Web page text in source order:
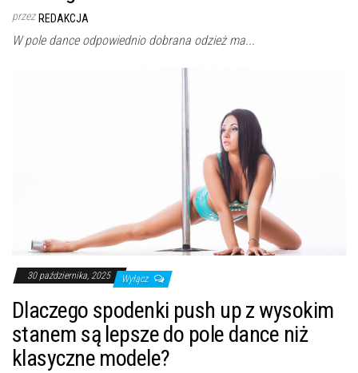
przez REDAKCJA
W pole dance odpowiednio dobrana odzież ma...
30 października, 2025 Wyłącz
Dlaczego spodenki push up z wysokim
stanem są lepsze do pole dance niż
klasyczne modele?